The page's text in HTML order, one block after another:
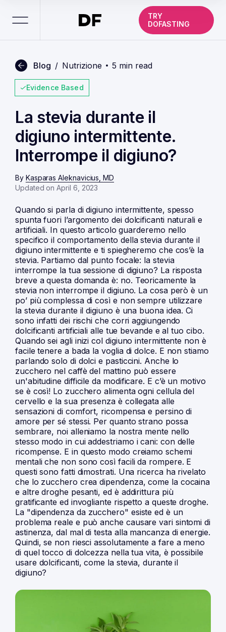
TRY
DOFASTING
Blog / Nutrizione 5 min read
Evidence Based
La stevia durante il
digiuno intermittente.
Interrompe il digiuno?
By Kasparas Aleknavicius, MD
Updated on April 6, 2023
Quando si parla didigiuno intermittente, spesso
spunta fuori l’argomento dei dolcificanti naturali e
artificiali. In questo articolo guarderemo nello
specifico il comportamento della stevia durante il
digiuno intermittente e ti spiegheremo che cos’è la
stevia. Partiamo dal punto focale: la stevia
interrompe la tua sessione di digiuno? La risposta
breve a questa domanda è: no. Teoricamente la
stevia non interrompe il digiuno. La cosa però è un
po’ più complessa di così e non sempre utilizzare
la stevia durante il digiuno è una buona idea. Ci
sono infatti dei rischi che corri aggiungendo
dolcificanti artificiali alle tue bevande e al tuo cibo.
Quando sei agli inizi col digiuno intermittente non è
facile tenere a bada la voglia di dolce. E non stiamo
parlando solo di dolci e pasticcini. Anche lo
zucchero nel caffè del mattino può essere
un'abitudine difficile da modificare. E c’è un motivo
se è così! Lo zucchero alimenta ogni cellula del
cervello e la sua presenza è collegata alle
sensazioni di comfort, ricompensa e persino di
amore per sé stessi. Per quanto strano possa
sembrare, noi alleniamo la nostra mente nello
stesso modo in cui addestriamo i cani: con delle
ricompense. E in questo modo creiamo schemi
mentali che non sono così facili da rompere. E
questi sono fatti dimostrati. Una ricercaha rivelato
che lo zucchero crea dipendenza, come la cocaina
e altre droghe pesanti, ed è addirittura più
gratificante ed invogliante rispetto a queste droghe.
La "dipendenza da zucchero" esiste ed è un
problema reale e può anche causare vari sintomi di
astinenza, dal mal di testa alla mancanza di energie.
Quindi, se non riesci assolutamente a fare a meno
di quel tocco di dolcezza nella tua vita, è possibile
usare dolcificanti, come la stevia, durante il
digiuno?